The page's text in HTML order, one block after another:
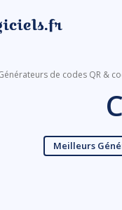
de codes QR &
Meilleurs